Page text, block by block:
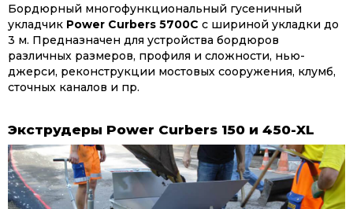
Бордюрный многофункциональный гусеничный
укладчик Power Curbers 5700C с шириной укладки до
3 м. Предназначен для устройства бордюров
различных размеров, профиля и сложности, нью-
джерси, реконструкции мостовых сооружения, клумб,
сточных каналов и пр.
Экструдеры Power Curbers 150 и 450-XL